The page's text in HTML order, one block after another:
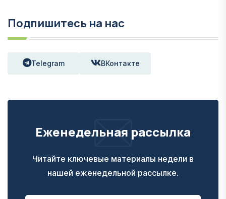
Подпишитесь на нас
Telegram ВКонтакте
Еженедельная рассылка
Читайте ключевые материалы недели в
нашей еженедельной рассылке.